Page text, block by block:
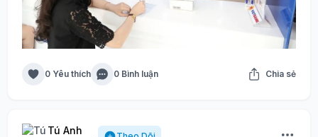
0 Yêu thích 0 Bình luận Chia sẻ
Tú Anh